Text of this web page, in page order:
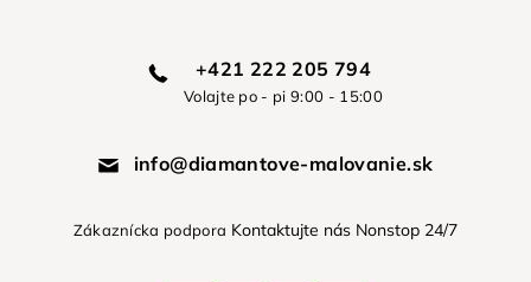
+421 222 205 794
Volajte po - pi 9:00 - 15:00
info@diamantove-malovanie.sk
Zákaznícka podpora Kontaktujte nás Nonstop 24/7